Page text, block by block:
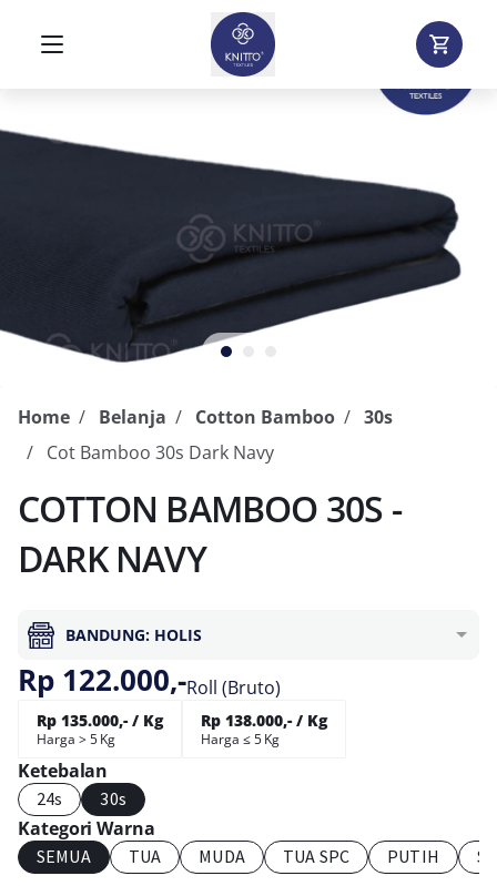
Home Belanja Cotton Bamboo
30s
Cot Bamboo 30s Dark Navy
COTTON BAMBOO 30S -
DARK NAVY
BANDUNG: HOLIS
Rp 122.000,-Roll (Bruto)
Rp 135.000,- / Kg
Harga > 5 Kg
Rp 138.000,- / Kg
Harga ≤ 5 Kg
Ketebalan
24s 30s
Kategori Warna
SEMUA TUA MUDA TUA SPC PUTIH